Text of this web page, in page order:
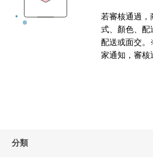
若審核通過，
式、顏色、配
配送或面交
家通知，審核
分類